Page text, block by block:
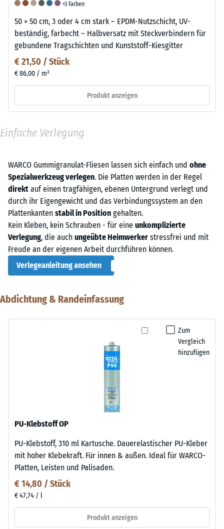
+3 Farben
50 × 50 cm, 3 oder 4 cm stark – EPDM-Nutzschicht, UV-
beständig, farbecht – Halbversatz mit Steckverbindern für
gebundene Tragschichten und Kunststoff-Kiesgitter
€ 21,50 / Stück
€ 86,00 / m²
Produkt anzeigen
Einfache Verlegung
WARCO Gummigranulat-Fliesen lassen sich einfach und ohne
Spezialwerkzeug verlegen. Die Platten werden in der Regel
direkt auf einen tragfähigen, ebenen Untergrund verlegt und
durch ihr Eigengewicht und das Verbindungssystem an den
Plattenkanten stabil in Position gehalten.
Kein Kleben, kein Schrauben - für eine unkomplizierte
Verlegung, die auch ungeübte Heimwerker stressfrei und mit
Freude an der eigenen Arbeit durchführen können.
Verlegeanleitung ansehen
Abdichtung & Randeinfassung
Zum
Vergleich
hinzufügen
PU-Klebstoff OP
PU-Klebstoff, 310 ml Kartusche. Dauerelastischer PU-Kleber
mit hoher Klebekraft. Für innen & außen. Ideal für WARCO-
Platten, Leisten und Palisaden.
€ 14,80 / Stück
€ 47,74 / l
Produkt anzeigen